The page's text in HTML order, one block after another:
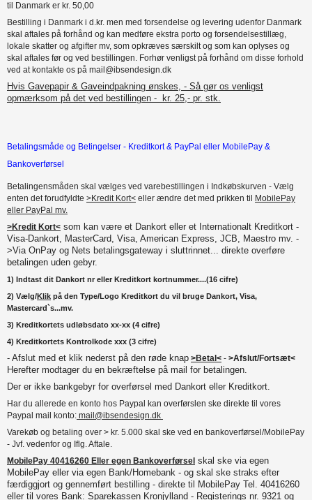
til Danmark er kr. 50,00
Bestilling i Danmark i d.kr. men med forsendelse og levering udenfor Danmark
skal aftales på forhånd og kan medføre ekstra porto og forsendelsestillæg,
lokale skatter og afgifter mv, som opkræves særskilt og som kan oplyses og
skal aftales før og ved bestillingen. Forhør venligst på forhånd om disse forhold
ved at kontakte os på mail@ibsendesign.dk
Hvis Gavepapir & Gaveindpakning ønskes, - Så gør os venligst
opmærksom på det ved bestillingen - kr. 25,- pr. stk.
Betalingsmåde og Betingelser - Kreditkort & PayPal eller MobilePay &
Bankoverførsel
Betalingensmåden skal vælges ved varebestillingen i Indkøbskurven - Vælg
enten det forudfyldte >Kredit Kort< eller ændre det med prikken til
MobilePay
eller PayPal mv.
>Kredit Kort< som kan være et Dankort eller et Internationalt Kreditkort -
Visa-Dankort, MasterCard, Visa, American Express, JCB, Maestro mv. -
>Via OnPay og Nets betalingsgateway i sluttrinnet... direkte overføre
betalingen uden gebyr.
1) Indtast dit Dankort nr eller Kreditkort kortnummer....(16 cifre)
2) Vælg/Klik på den Type/Logo Kreditkort du vil bruge Dankort, Visa,
Mastercard`s...mv.
3) Kreditkortets udløbsdato xx-xx (4 cifre)
4) Kreditkortets Kontrolkode xxx (3 cifre)
- Afslut med et klik nederst på den røde knap >Betal< - >Afslut/Fortsæt<
Herefter modtager du en bekræftelse på mail for betalingen.
Der er ikke bankgebyr for overførsel med Dankort eller Kreditkort.
Har du allerede en konto hos Paypal kan overførslen ske direkte til vores
Paypal mail konto: mail@ibsendesign.dk
Varekøb og betaling over > kr. 5.000 skal ske ved en bankoverførsel/MobilePay
- Jvf. vedenfor og Iflg. Aftale.
MobilePay 40416260 Eller egen Bankoverførsel skal ske via egen
MobilePay eller via egen Bank/Homebank - og skal ske straks efter
færdiggjort og gennemført bestilling - direkte til MobilePay Tel. 40416260
eller til vores Bank: Sparekassen Kronjylland - Registerings nr. 9321 og